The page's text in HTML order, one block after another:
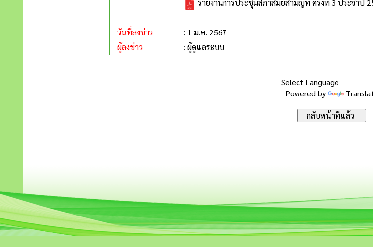
รายงานการประชุมสภาสมัยสามัญที่ ครั้งที่ 3 ประจำปี
วันที่ลงข่าว
: 1 ม.ค. 2567
ผู้ลงข่าว
: ผู้ดูแลระบบ
Powered by